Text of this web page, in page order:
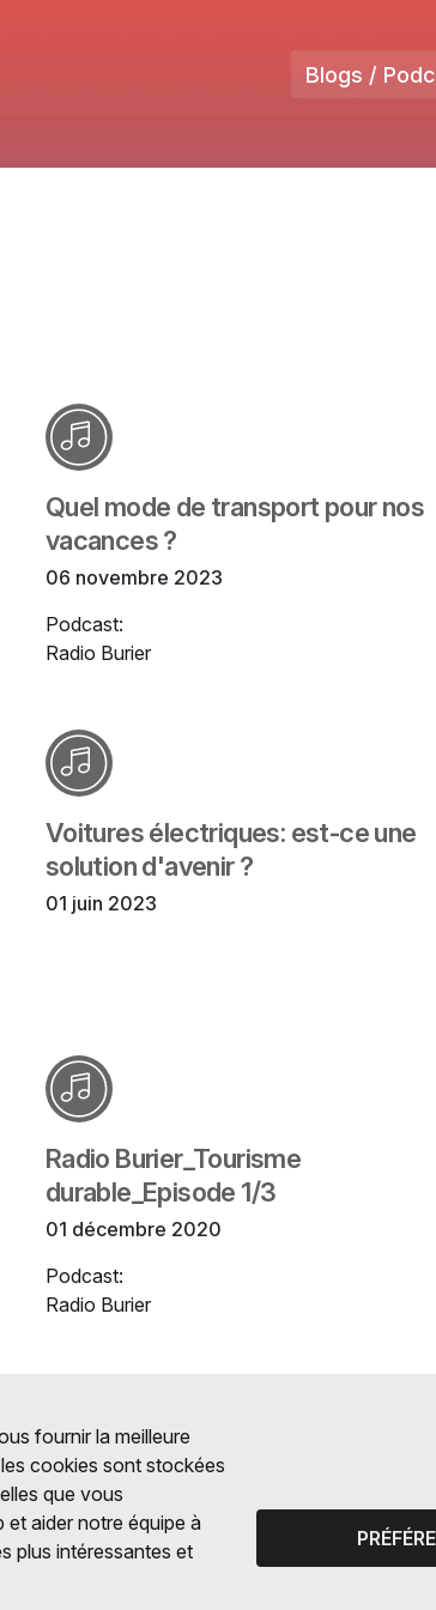
Blogs /
Quel mode de transport pour nos
vacances ?
06 novembre 2023
Podcast:
Radio Burier
Voitures électriques: est-ce une
solution d'avenir ?
01 juin 2023
Radio Burier_Tourisme
durable_Episode 1/3
01 décembre 2020
Podcast:
Radio Burier
fournir la meilleure
cookies sont stockées
que vous
aider notre équipe à
plus intéressantes et